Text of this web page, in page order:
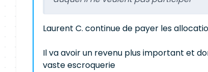
Laurent C. continue de payer les
Il va avoir un revenu plus important et
vaste escroquerie